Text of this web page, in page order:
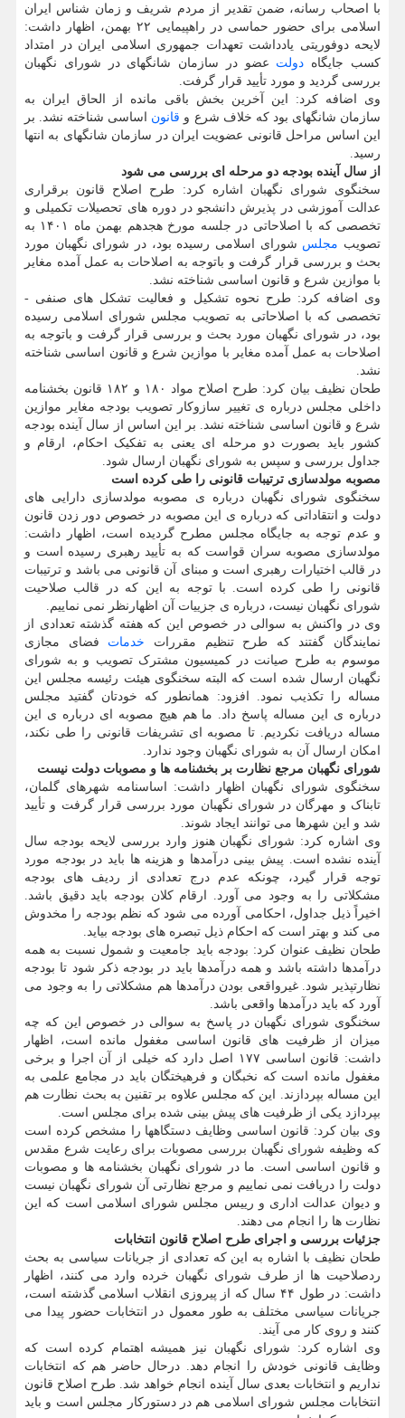
با اصحاب رسانه، ضمن تقدیر از مردم شریف و زمان شناس ایران
اسلامی برای حضور حماسی در راهپیمایی ۲۲ بهمن، اظهار داشت:
لایحه دوفوریتی یادداشت تعهدات جمهوری اسلامی ایران در امتداد
کسب جایگاه دولت عضو در سازمان شانگهای در شورای نگهبان
بررسی گردید و مورد تأیید قرار گرفت.
وی اضافه کرد: این آخرین بخش باقی مانده از الحاق ایران به
سازمان شانگهای بود که خلاف شرع و قانون اساسی شناخته نشد. بر
این اساس مراحل قانونی عضویت ایران در سازمان شانگهای به انتها
رسید.
از سال آینده بودجه دو مرحله ای بررسی می شود
سخنگوی شورای نگهبان اشاره کرد: طرح اصلاح قانون برقراری
عدالت آموزشی در پذیرش دانشجو در دوره های تحصیلات تکمیلی و
تخصصی که با اصلاحاتی در جلسه مورخ هجدهم بهمن ماه ۱۴۰۱ به
تصویب مجلس شورای اسلامی رسیده بود، در شورای نگهبان مورد
بحث و بررسی قرار گرفت و باتوجه به اصلاحات به عمل آمده مغایر
با موازین شرع و قانون اساسی شناخته نشد.
وی اضافه کرد: طرح نحوه تشکیل و فعالیت تشکل های صنفی -
تخصصی که با اصلاحاتی به تصویب مجلس شورای اسلامی رسیده
بود، در شورای نگهبان مورد بحث و بررسی قرار گرفت و باتوجه به
اصلاحات به عمل آمده مغایر با موازین شرع و قانون اساسی شناخته
نشد.
طحان نظیف بیان کرد: طرح اصلاح مواد ۱۸۰ و ۱۸۲ قانون بخشنامه
داخلی مجلس درباره ی تغییر سازوکار تصویب بودجه مغایر موازین
شرع و قانون اساسی شناخته نشد. بر این اساس از سال آینده بودجه
کشور باید بصورت دو مرحله ای یعنی به تفکیک احکام، ارقام و
جداول بررسی و سپس به شورای نگهبان ارسال شود.
مصوبه مولدسازی ترتیبات قانونی را طی کرده است
سخنگوی شورای نگهبان درباره ی مصوبه مولدسازی دارایی های
دولت و انتقاداتی که درباره ی این مصوبه در خصوص دور زدن قانون
و عدم توجه به جایگاه مجلس مطرح گردیده است، اظهار داشت:
مولدسازی مصوبه سران قواست که به تأیید رهبری رسیده است و
در قالب اختیارات رهبری است و مبنای آن قانونی می باشد و ترتیبات
قانونی را طی کرده است. با توجه به این که در قالب صلاحیت
شورای نگهبان نیست، درباره ی جزییات آن اظهارنظر نمی نماییم.
وی در واکنش به سوالی در خصوص این که هفته گذشته تعدادی از
نمایندگان گفتند که طرح تنظیم مقررات خدمات فضای مجازی
موسوم به طرح صیانت در کمیسیون مشترک تصویب و به شورای
نگهبان ارسال شده است که البته سخنگوی هیئت رئیسه مجلس این
مساله را تکذیب نمود. افزود: همانطور که خودتان گفتید مجلس
درباره ی این مساله پاسخ داد. ما هم هیچ مصوبه ای درباره ی این
مساله دریافت نکردیم. تا مصوبه ای تشریفات قانونی را طی نکند،
امکان ارسال آن به شورای نگهبان وجود ندارد.
شورای نگهبان مرجع نظارت بر بخشنامه ها و مصوبات دولت نیست
سخنگوی شورای نگهبان اظهار داشت: اساسنامه شهرهای گلمان،
تابناک و مهرگان در شورای نگهبان مورد بررسی قرار گرفت و تأیید
شد و این شهرها می توانند ایجاد شوند.
وی اشاره کرد: شورای نگهبان هنوز وارد بررسی لایحه بودجه سال
آینده نشده است. پیش بینی درآمدها و هزینه ها باید در بودجه مورد
توجه قرار گیرد، چونکه عدم درج تعدادی از ردیف های بودجه
مشکلاتی را به وجود می آورد. ارقام کلان بودجه باید دقیق باشد.
اخیراً ذیل جداول، احکامی آورده می شود که نظم بودجه را مخدوش
می کند و بهتر است که احکام ذیل تبصره های بودجه بیاید.
طحان نظیف عنوان کرد: بودجه باید جامعیت و شمول نسبت به همه
درآمدها داشته باشد و همه درآمدها باید در بودجه ذکر شود تا بودجه
نظارتپذیر شود. غیرواقعی بودن درآمدها هم مشکلاتی را به وجود می
آورد که باید درآمدها واقعی باشد.
سخنگوی شورای نگهبان در پاسخ به سوالی در خصوص این که چه
میزان از ظرفیت های قانون اساسی مغفول مانده است، اظهار
داشت: قانون اساسی ۱۷۷ اصل دارد که خیلی از آن اجرا و برخی
مغفول مانده است که نخبگان و فرهیختگان باید در مجامع علمی به
این مساله بپردازند. این که مجلس علاوه بر تقنین به بحث نظارت هم
بپردازد یکی از ظرفیت های پیش بینی شده برای مجلس است.
وی بیان کرد: قانون اساسی وظایف دستگاهها را مشخص کرده است
که وظیفه شورای نگهبان بررسی مصوبات برای رعایت شرع مقدس
و قانون اساسی است. ما در شورای نگهبان بخشنامه ها و مصوبات
دولت را دریافت نمی نماییم و مرجع نظارتی آن شورای نگهبان نیست
و دیوان عدالت اداری و رییس مجلس شورای اسلامی است که این
نظارت ها را انجام می دهند.
جزئیات بررسی و اجرای طرح اصلاح قانون انتخابات
طحان نظیف با اشاره به این که تعدادی از جریانات سیاسی به بحث
ردصلاحیت ها از طرف شورای نگهبان خرده وارد می کنند، اظهار
داشت: در طول ۴۴ سال که از پیروزی انقلاب اسلامی گذشته است،
جریانات سیاسی مختلف به طور معمول در انتخابات حضور پیدا می
کنند و روی کار می آیند.
وی اشاره کرد: شورای نگهبان نیز همیشه اهتمام کرده است که
وظایف قانونی خودش را انجام دهد. درحال حاضر هم که انتخابات
نداریم و انتخابات بعدی سال آینده انجام خواهد شد. طرح اصلاح قانون
انتخابات مجلس شورای اسلامی هم در دستورکار مجلس است و باید